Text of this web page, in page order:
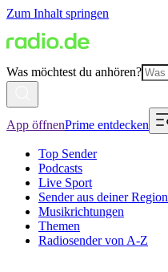
Zum Inhalt springen
Was möchtest du anhören?
App öffnenPrime entdecken
Top Sender
Podcasts
Live Sport
Sender aus deiner Region
Musikrichtungen
Themen
Radiosender von A-Z